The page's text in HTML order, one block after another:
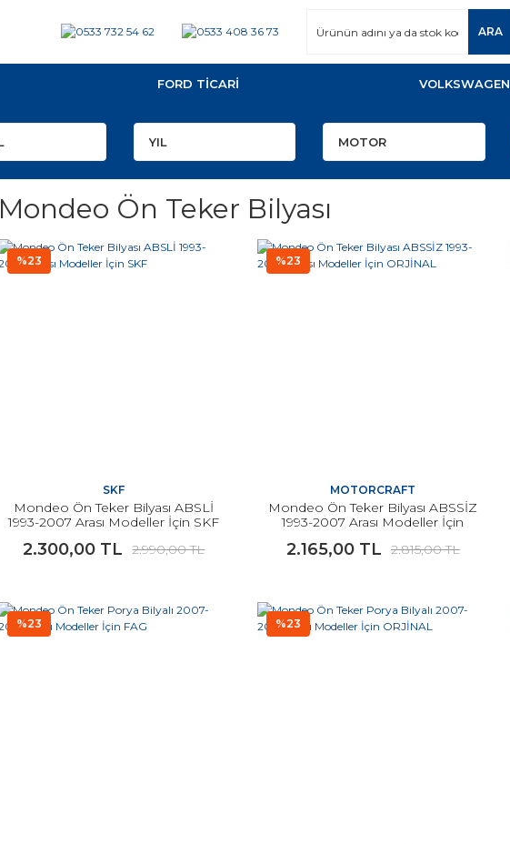
ARA
FORD TİCARİ VOLKSWAGEN
Mondeo Ön Teker Bilyası
%23
SKF
Mondeo Ön Teker Bilyası ABSLİ
1993-2007 Arası Modeller İçin SKF
2.300,00 TL 2.990,00 TL
%23
MOTORCRAFT
Mondeo Ön Teker Bilyası ABSSİZ
1993-2007 Arası Modeller İçin
2.165,00 TL 2.815,00 TL
%23 %23